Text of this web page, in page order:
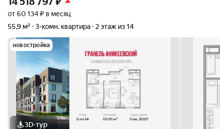
от 60 134 ₽ в месяц
55,9 м²
3-комн. квартира 2 этаж из 14
новостройка
3D-тур